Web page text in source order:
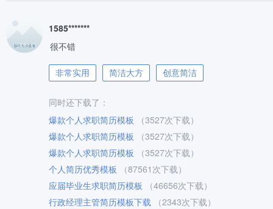
1585*******
很不错
非常实用 简洁大方 创意简洁
同时还下载了：
爆款个人求职简历模板
（3527次下载）
爆款个人求职简历模板
（3527次下载）
爆款个人求职简历模板
（3527次下载）
个人简历优秀模板
（87561次下载）
应届毕业生求职简历模板
（46656次下载）
行政经理主管简历模板下载
（2343次下载）